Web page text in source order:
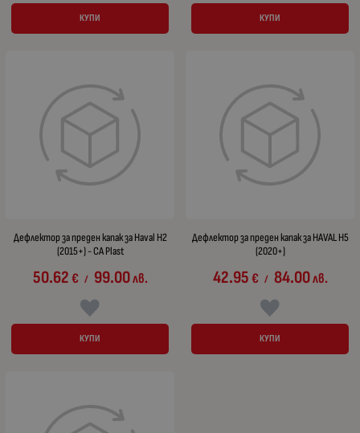
КУПИ КУПИ
Дефлектор за преден капак за Haval H2
(2015+) - CA Plast
50.62€ / 99.00лв.
КУПИ
Дефлектор за преден капак за HAVAL H5
(2020+)
42.95€ / 84.00лв.
КУПИ